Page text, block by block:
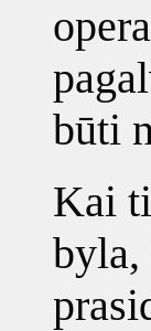
būti
Kai
byla,